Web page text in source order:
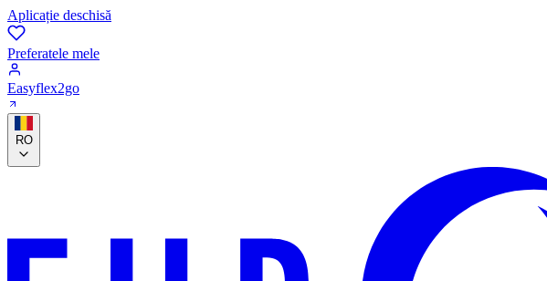
Aplicație deschisă
Preferatele mele
Easyflex2go
RO